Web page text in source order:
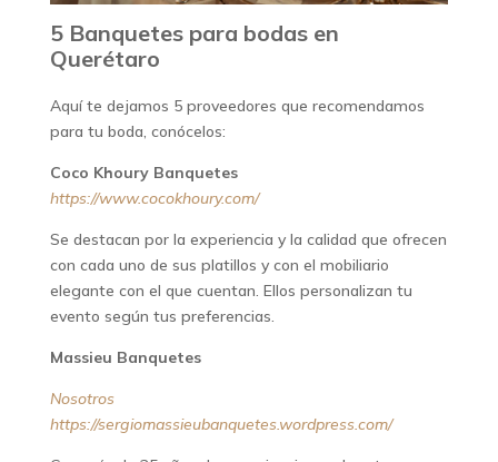
5 Banquetes para bodas en
Querétaro
Aquí te dejamos 5 proveedores que recomendamos
para tu boda, conócelos:
Coco Khoury Banquetes
https://www.cocokhoury.com/
Se destacan por la experiencia y la calidad que ofrecen
con cada uno de sus platillos y con el mobiliario
elegante con el que cuentan. Ellos personalizan tu
evento según tus preferencias.
Massieu Banquetes
Nosotros
https://sergiomassieubanquetes.wordpress.com/